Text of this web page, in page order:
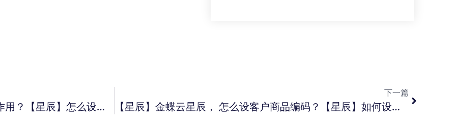
【星辰】金蝶云星辰， 结账功能有什么作用？【星辰】怎么设供应商商品编码？ 【星辰】如何新增辅助组？
下一篇
【星辰】金蝶云星辰， 怎么设客户商品编码？【星辰】如何设置价格取数优先级？ 【星辰】怎么添加客户让订货客户直接用手机号登录使用？